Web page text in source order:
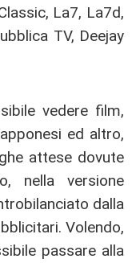
La7, La7d,
TV, Deejay
vedere film,
ed altro,
attese dovute
nella versione
dalla
Volendo,
passare alla